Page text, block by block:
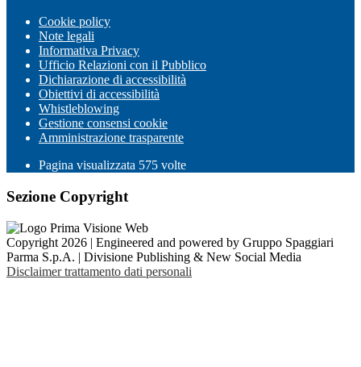
Cookie policy
Note legali
Informativa Privacy
Ufficio Relazioni con il Pubblico
Dichiarazione di accessibilità
Obiettivi di accessibilità
Whistleblowing
Gestione consensi cookie
Amministrazione trasparente
Pagina visualizzata 575 volte
Sezione Copyright
Copyright 2026 | Engineered and powered by Gruppo Spaggiari
Parma S.p.A. | Divisione Publishing & New Social Media
Disclaimer trattamento dati personali